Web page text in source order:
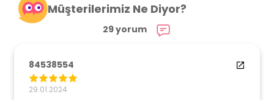
Müşterilerimiz Ne Diyor?
29 yorum
84538554
29.01.2024